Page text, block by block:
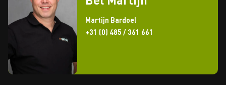
Martijn Bardoel
+31 (0) 485 / 361 661